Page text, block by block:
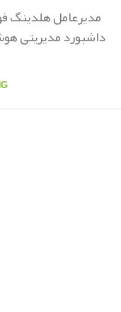
مدیرعامل هلدینگ